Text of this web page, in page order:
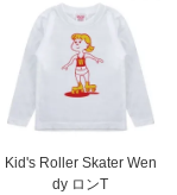
Kid's Roller Skater Wen
dy ロンT